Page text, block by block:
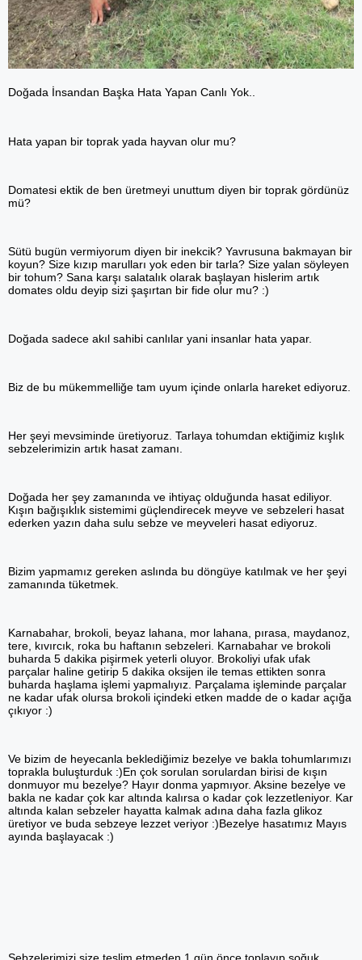
Doğada İnsandan Başka Hata Yapan Canlı Yok..
Hata yapan bir toprak yada hayvan olur mu?
Domatesi ektik de ben üretmeyi unuttum diyen bir toprak gördünüz
mü?
Sütü bugün vermiyorum diyen bir inekcik? Yavrusuna bakmayan bir
koyun? Size kızıp marulları yok eden bir tarla? Size yalan söyleyen
bir tohum? Sana karşı salatalık olarak başlayan hislerim artık
domates oldu deyip sizi şaşırtan bir fide olur mu? :)
Doğada sadece akıl sahibi canlılar yani insanlar hata yapar.
Biz de bu mükemmelliğe tam uyum içinde onlarla hareket ediyoruz.
Her şeyi mevsiminde üretiyoruz. Tarlaya tohumdan ektiğimiz kışlık
sebzelerimizin artık hasat zamanı.
Doğada her şey zamanında ve ihtiyaç olduğunda hasat ediliyor.
Kışın bağışıklık sistemimi güçlendirecek meyve ve sebzeleri hasat
ederken yazın daha sulu sebze ve meyveleri hasat ediyoruz.
Bizim yapmamız gereken aslında bu döngüye katılmak ve her şeyi
zamanında tüketmek.
Karnabahar, brokoli, beyaz lahana, mor lahana, pırasa, maydanoz,
tere, kıvırcık, roka bu haftanın sebzeleri. Karnabahar ve brokoli
buharda 5 dakika pişirmek yeterli oluyor. Brokoliyi ufak ufak
parçalar haline getirip 5 dakika oksijen ile temas ettikten sonra
buharda haşlama işlemi yapmalıyız. Parçalama işleminde parçalar
ne kadar ufak olursa brokoli içindeki etken madde de o kadar açığa
çıkıyor :)
Ve bizim de heyecanla beklediğimiz bezelye ve bakla tohumlarımızı
toprakla buluşturduk :)En çok sorulan sorulardan birisi de kışın
donmuyor mu bezelye? Hayır donma yapmıyor. Aksine bezelye ve
bakla ne kadar çok kar altında kalırsa o kadar çok lezzetleniyor. Kar
altında kalan sebzeler hayatta kalmak adına daha fazla glikoz
üretiyor ve buda sebzeye lezzet veriyor :)Bezelye hasatımız Mayıs
ayında başlayacak :)
Sebzelerimizi size teslim etmeden 1 gün önce toplayıp soğuk